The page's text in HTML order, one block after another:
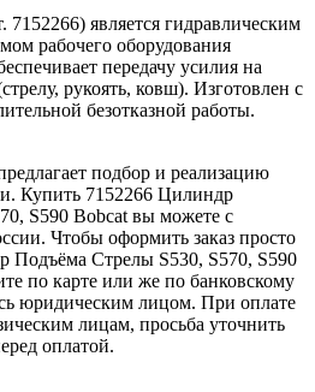
является гидравлическим
рабочего оборудования
передачу усилия на
рукоять, ковш). Изготовлен с
безотказной работы.
подбор и реализацию
Купить 7152266 Цилиндр
S590 Bobcat вы можете с
Чтобы оформить заказ просто
Подъёма Стрелы S530, S570, S590
по карте или же по банковскому
юридическим лицом. При оплате
лицам, просьба уточнить
оплатой.